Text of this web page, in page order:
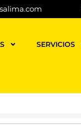
SERVICIOS